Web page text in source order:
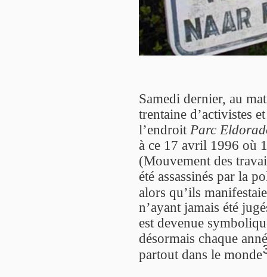
Samedi dernier, au
trentaine d’activistes
l’endroit Parc
à ce 17 avril 1996 où
(Mouvement des
été assassinés par la
alors qu’ils
n’ayant jamais été
est devenue
désormais chaque
partout dans le monde